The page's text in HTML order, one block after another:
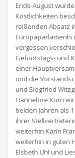
Ende August
Köstlichkeiten
reißenden Absatz
Europaparlaments
vergessen
Geburtstags- und
einer
und die
und Siegfried
Hannelore Korn
beiden Jahren als
ihrer
weiterhin Karin
weiterhin in guten
Elsbeth Uhl und